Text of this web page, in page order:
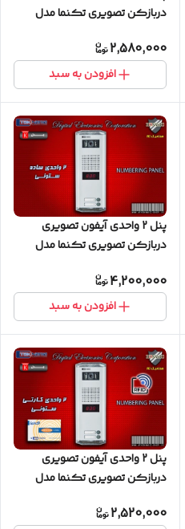
دربازکن تصویری تکنما مدل
2,580,000
افزودن به سبد
پنل 2 واحدی آیفون تصویری
دربازکن تصویری تکنما مدل
4,200,000
افزودن به سبد
پنل 2 واحدی آیفون تصویری
دربازکن تصویری تکنما مدل
2,520,000